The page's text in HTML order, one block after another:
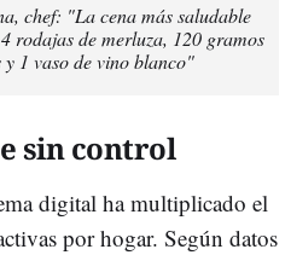
chef: "La cena más saludable
rodajas de merluza, 120 gramos
y 1 vaso de vino blanco"
sin control
digital ha multiplicado el
por hogar. Según datos